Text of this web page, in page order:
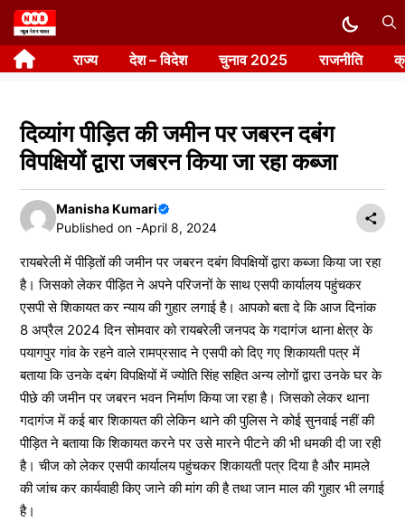
Skip
to
content राज्य देश – विदेश चुनाव 2025 राजनीति
दिव्यांग पीड़ित की जमीन पर जबरन दबंग
विपक्षियों द्वारा जबरन किया जा रहा कब्जा
Manisha Kumari
Published on -April 8, 2024
रायबरेली में पीड़ितों की जमीन पर जबरन दबंग विपक्षियों द्वारा कब्जा किया जा रहा
है। जिसको लेकर पीड़ित ने अपने परिजनों के साथ एसपी कार्यालय पहुंचकर
एसपी से शिकायत कर न्याय की गुहार लगाई है। आपको बता दे कि आज दिनांक
8 अप्रैल 2024 दिन सोमवार को रायबरेली जनपद के गदागंज थाना क्षेत्र के
पयागपुर गांव के रहने वाले रामप्रसाद ने एसपी को दिए गए शिकायती पत्र में
बताया कि उनके दबंग विपक्षियों में ज्योति सिंह सहित अन्य लोगों द्वारा उनके घर के
पीछे की जमीन पर जबरन भवन निर्माण किया जा रहा है। जिसको लेकर थाना
गदागंज में कई बार शिकायत की लेकिन थाने की पुलिस ने कोई सुनवाई नहीं की
पीड़ित ने बताया कि शिकायत करने पर उसे मारने पीटने की भी धमकी दी जा रही
है। चीज को लेकर एसपी कार्यालय पहुंचकर शिकायती पत्र दिया है और मामले
की जांच कर कार्यवाही किए जाने की मांग की है तथा जान माल की गुहार भी लगाई
है।